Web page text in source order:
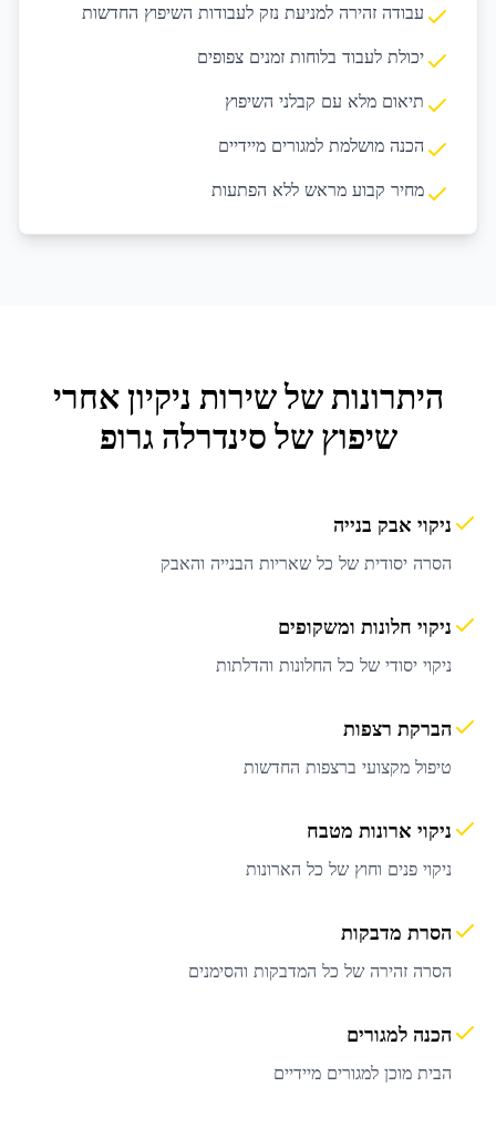
עבודה זהירה למניעת נזק לעבודות השיפוץ החדשות
יכולת לעבוד בלוחות זמנים צפופים
תיאום מלא עם קבלני השיפוץ
הכנה מושלמת למגורים מיידיים
מחיר קבוע מראש ללא הפתעות
היתרונות של שירות ניקיון אחרי
שיפוץ של סינדרלה גרופ
ניקוי אבק בנייה
הסרה יסודית של כל שאריות הבנייה והאבק
ניקוי חלונות ומשקופים
ניקוי יסודי של כל החלונות והדלתות
הברקת רצפות
טיפול מקצועי ברצפות החדשות
ניקוי ארונות מטבח
ניקוי פנים וחוץ של כל הארונות
הסרת מדבקות
הסרה זהירה של כל המדבקות והסימנים
הכנה למגורים
הבית מוכן למגורים מיידיים